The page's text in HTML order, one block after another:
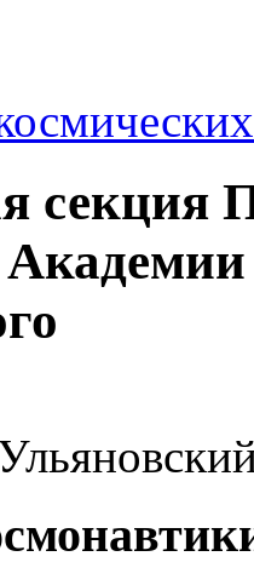
секция